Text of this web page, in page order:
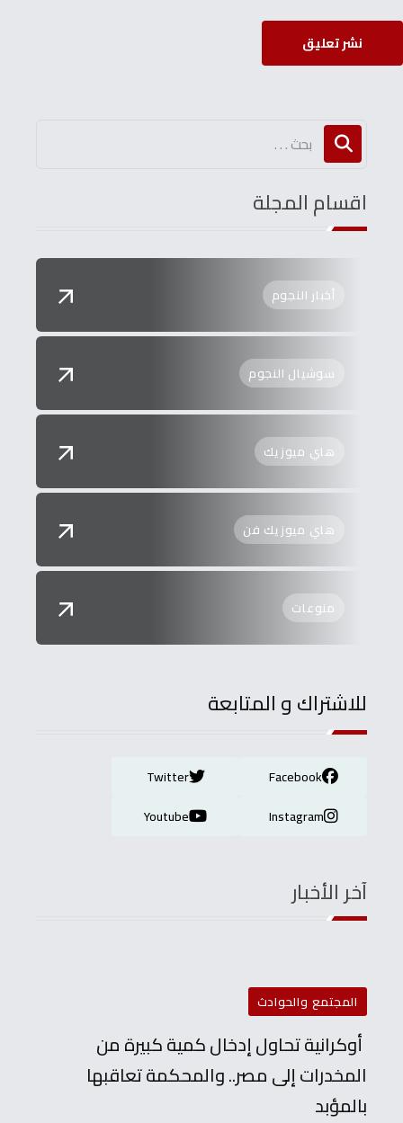
نشر تعليق
اقسام المجلة
أخبار النجوم
سوشيال النجوم
هاي ميوزيك
هاي ميوزيك فن
منوعات
للاشتراك و المتابعة
Facebook
Twitter
Instagram
Youtube
آخر الأخبار
المجتمع والحوادث
أوكرانية تحاول إدخال كمية كبيرة من
المخدرات إلى مصر.. والمحكمة تعاقبها
بالمؤبد